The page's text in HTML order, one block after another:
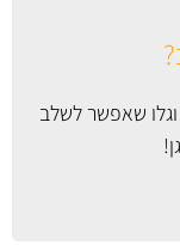
שאפשר לשלב